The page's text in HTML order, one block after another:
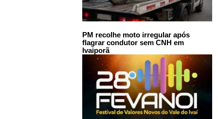
PM recolhe moto irregular após
flagrar condutor sem CNH em
Ivaiporã